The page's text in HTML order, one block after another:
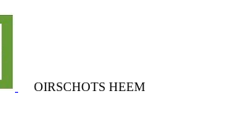
OIRSCHOTS HEEM